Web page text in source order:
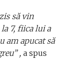
să vin
7, fiica lui a
am apucat să
, a spus